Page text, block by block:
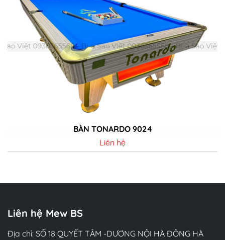
BÀN TONARDO 9024
Liên hệ
Liên hệ Mew BS
Địa chỉ: SỐ 18 QUYẾT TÂM -DƯƠNG NỘI HÀ ĐÔNG HÀ